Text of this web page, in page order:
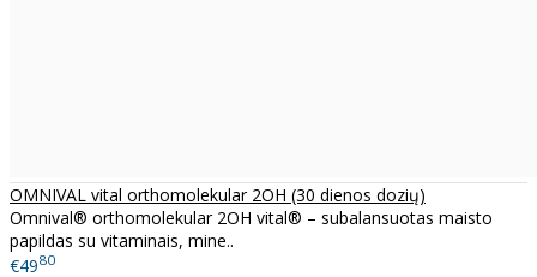
OMNIVAL vital orthomolekular 2OH (30 dienos dozių)
Omnival® orthomolekular 2OH vital® – subalansuotas maisto
papildas su vitaminais, mine..
€4980